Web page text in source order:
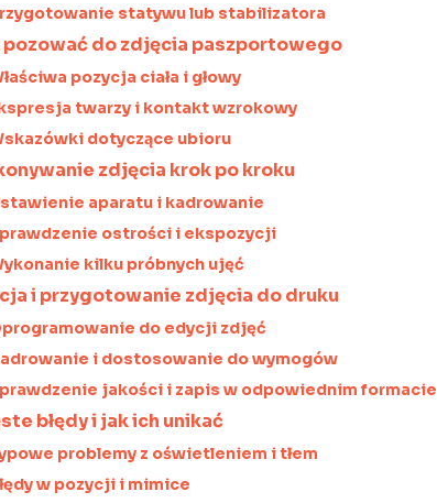
statywu lub stabilizatora
pozować do zdjęcia paszportowego
pozycja ciała i głowy
twarzy i kontakt wzrokowy
dotyczące ubioru
zdjęcia krok po kroku
aparatu i kadrowanie
ostrości i ekspozycji
kilku próbnych ujęć
i przygotowanie zdjęcia do druku
do edycji zdjęć
i dostosowanie do wymogów
jakości i zapis w odpowiednim formacie
błędy i jak ich unikać
problemy z oświetleniem i tłem
w pozycji i mimice